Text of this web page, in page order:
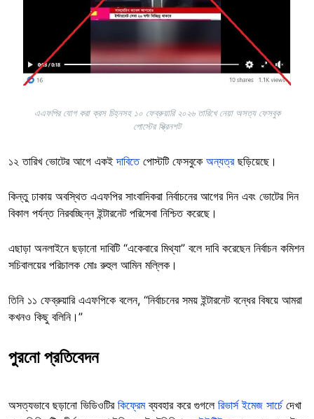
এএফপির যোগ করা ক্রস চিহ্নসহ ১০ ফেব্রুয়ারি ২০২৬ তারিখে নেয়া অসত্য ফেসবুক
পোস্টের স্ক্রিনশট
১২ তারিখ ভোটের আগে একই দাবিতেপোস্টটি ফেসবুকে অন্যত্রছড়িয়েছে।
কিন্তু ঢাকায় অবস্থিত এএফপির সাংবাদিকরা নির্বাচনের আগের দিন এবং ভোটের দিন
বিকাল পর্যন্ত নিরবচ্ছিন্ন ইন্টারনেট পরিসেবা নিশ্চিত করেছে।
এছাড়া অনলাইনে ছড়ানো দাবিটি “একেবারে মিথ্যা” বলে দাবি করেছেন নির্বাচন কমিশন
সচিবালয়ের পরিচালক মোঃ রুহুল আমিন মল্লিক।
তিনি ১১ ফেব্রুয়ারি এএফপিকে বলেন, “নির্বাচনের সময় ইন্টারনেট বন্ধের বিষয়ে আমরা
কখনও কিছু বলিনি।”
পুরনো প্রতিবেদন
অসত্যভাবে ছড়ানো ভিডিওটির কিফ্রেমব্যবহার করে গুগলে রিভার্স ইমেজ সার্চে দেখা